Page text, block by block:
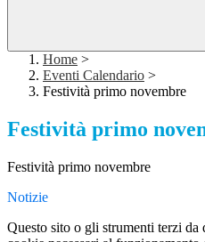
Home >
Eventi Calendario >
Festività primo novembre
Festività primo
Festività primo novembre
Notizie
Questo sito o gli strumenti terzi